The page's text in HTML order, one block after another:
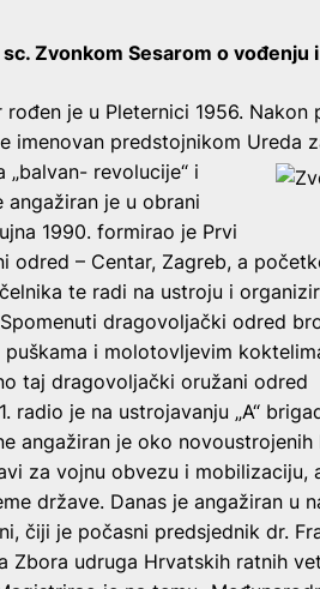
sc. Zvonkom Sesarom o
rođen je u Pleternici 1956.
imenovan predstojnikom Ureda
„balvan- revolucije“ i
angažiran je u obrani
1990. formirao je Prvi
odred – Centar, Zagreb, a
te radi na ustroju i
dragovoljački odred
puškama i molotovljevim
taj dragovoljački oružani
radio je na ustrojavanju „A“
angažiran je oko
za vojnu obvezu i mobilizaciju,
države. Danas je angažiran u
čiji je počasni predsjednik dr.
Zbora udruga Hrvatskih ratnih